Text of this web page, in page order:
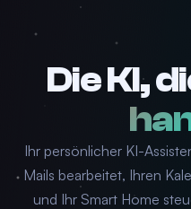
Die KI,
Ihr persönlicher KI-
Mails bearbeitet, Ihren
und Ihr Smart Home